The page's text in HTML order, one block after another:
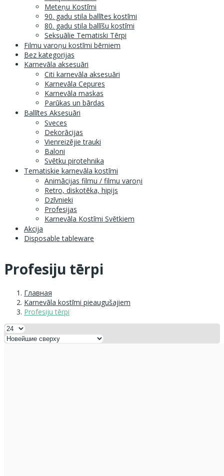
Meteņu Kostīmi
90. gadu stila ballītes kostīmi
80. gadu stila ballīšu kostīmi
Seksuālie Tematiski Tērpi
Filmu varoņu kostīmi bērniem
Bez kategorijas
Karnevāla aksesuāri
Citi karnevāla aksesuāri
Karnevāla Cepures
Karnevāla maskas
Parūkas un bārdas
Ballītes Aksesuāri
Sveces
Dekorācijas
Vienreizējie trauki
Baloni
Svētku pirotehnika
Tematiskie karnevāla kostīmi
Animācijas filmu / filmu varoņi
Retro, diskotēka, hipijs
Dzīvnieki
Profesijas
Karnevāla Kostīmi Svētkiem
Akcija
Disposable tableware
Profesiju tērpi
Главная
Karnevāla kostīmi pieaugušajiem
Profesiju tērpi